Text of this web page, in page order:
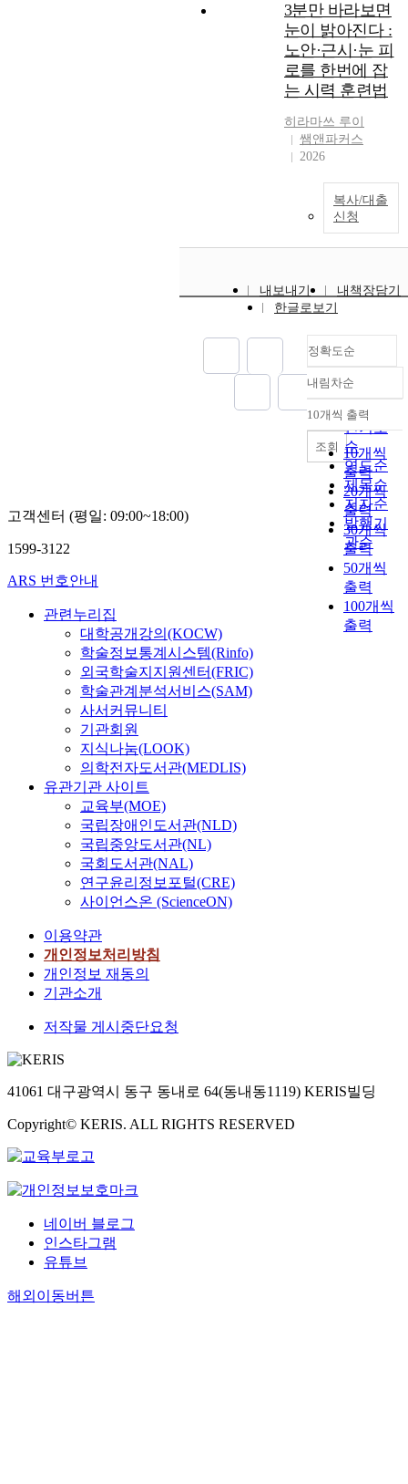
3분만 바라보면
눈이 밝아진다 :
노안·근시·눈 피
로를 한번에 잡
는 시력 훈련법
히라마쓰 루이
쌤앤파커스
2026
복사/대출
신청
내보내기
내책장담기
한글로보기
정확도순
정확도
순
인기도
순
연도순
제목순
저자순
발행기
관순
내림차순
내림차순
10개씩 출력
10개씩
출력
20개씩
출력
30개씩
출력
50개씩
출력
100개씩
출력
조회
고객센터 (평일: 09:00~18:00)
1599-3122
ARS 번호안내
관련누리집
대학공개강의(KOCW)
학술정보통계시스템(Rinfo)
외국학술지지원센터(FRIC)
학술관계분석서비스(SAM)
사서커뮤니티
기관회원
지식나눔(LOOK)
의학전자도서관(MEDLIS)
유관기관 사이트
교육부(MOE)
국립장애인도서관(NLD)
국립중앙도서관(NL)
국회도서관(NAL)
연구윤리정보포털(CRE)
사이언스온 (ScienceON)
이용약관
개인정보처리방침
개인정보 재동의
기관소개
저작물 게시중단요청
41061 대구광역시 동구 동내로 64(동내동1119) KERIS빌딩
Copyright© KERIS. ALL RIGHTS RESERVED
네이버 블로그
인스타그램
유튜브
해외이동버튼